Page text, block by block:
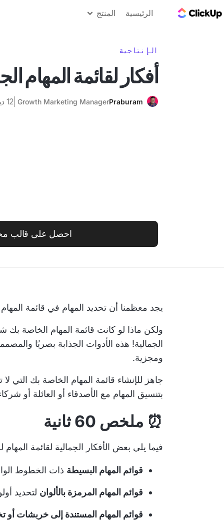
الرئيسية المنتج
الإنتاجية
أفكار لقائمة المهام
Praburam
Growth Marketing Manager 12 ديسمبر 2024
احصل على قالب
يجد معظمنا أن تحديد المهام في قائمة المهام
ولكن ماذا لو كانت قائمة المهام الخاصة بك
الجمالية! هذه الأدوات الجذابة بصريًا
ومجزية.
جاهز للإنشاء قائمة المهام الخاصة بك التي
بتنسيق المهام مع الأصدقاء أو العائلة أو
⏰ ملخص 60 ثانية
فيما يلي بعض الأفكار الجمالية لقائمة المهام
قوائم المهام البسيطة ذات الخطوط
قوائم المهام المرمزة بالألوان لتحديد
قوائم المهام المستندة إلى خربشات